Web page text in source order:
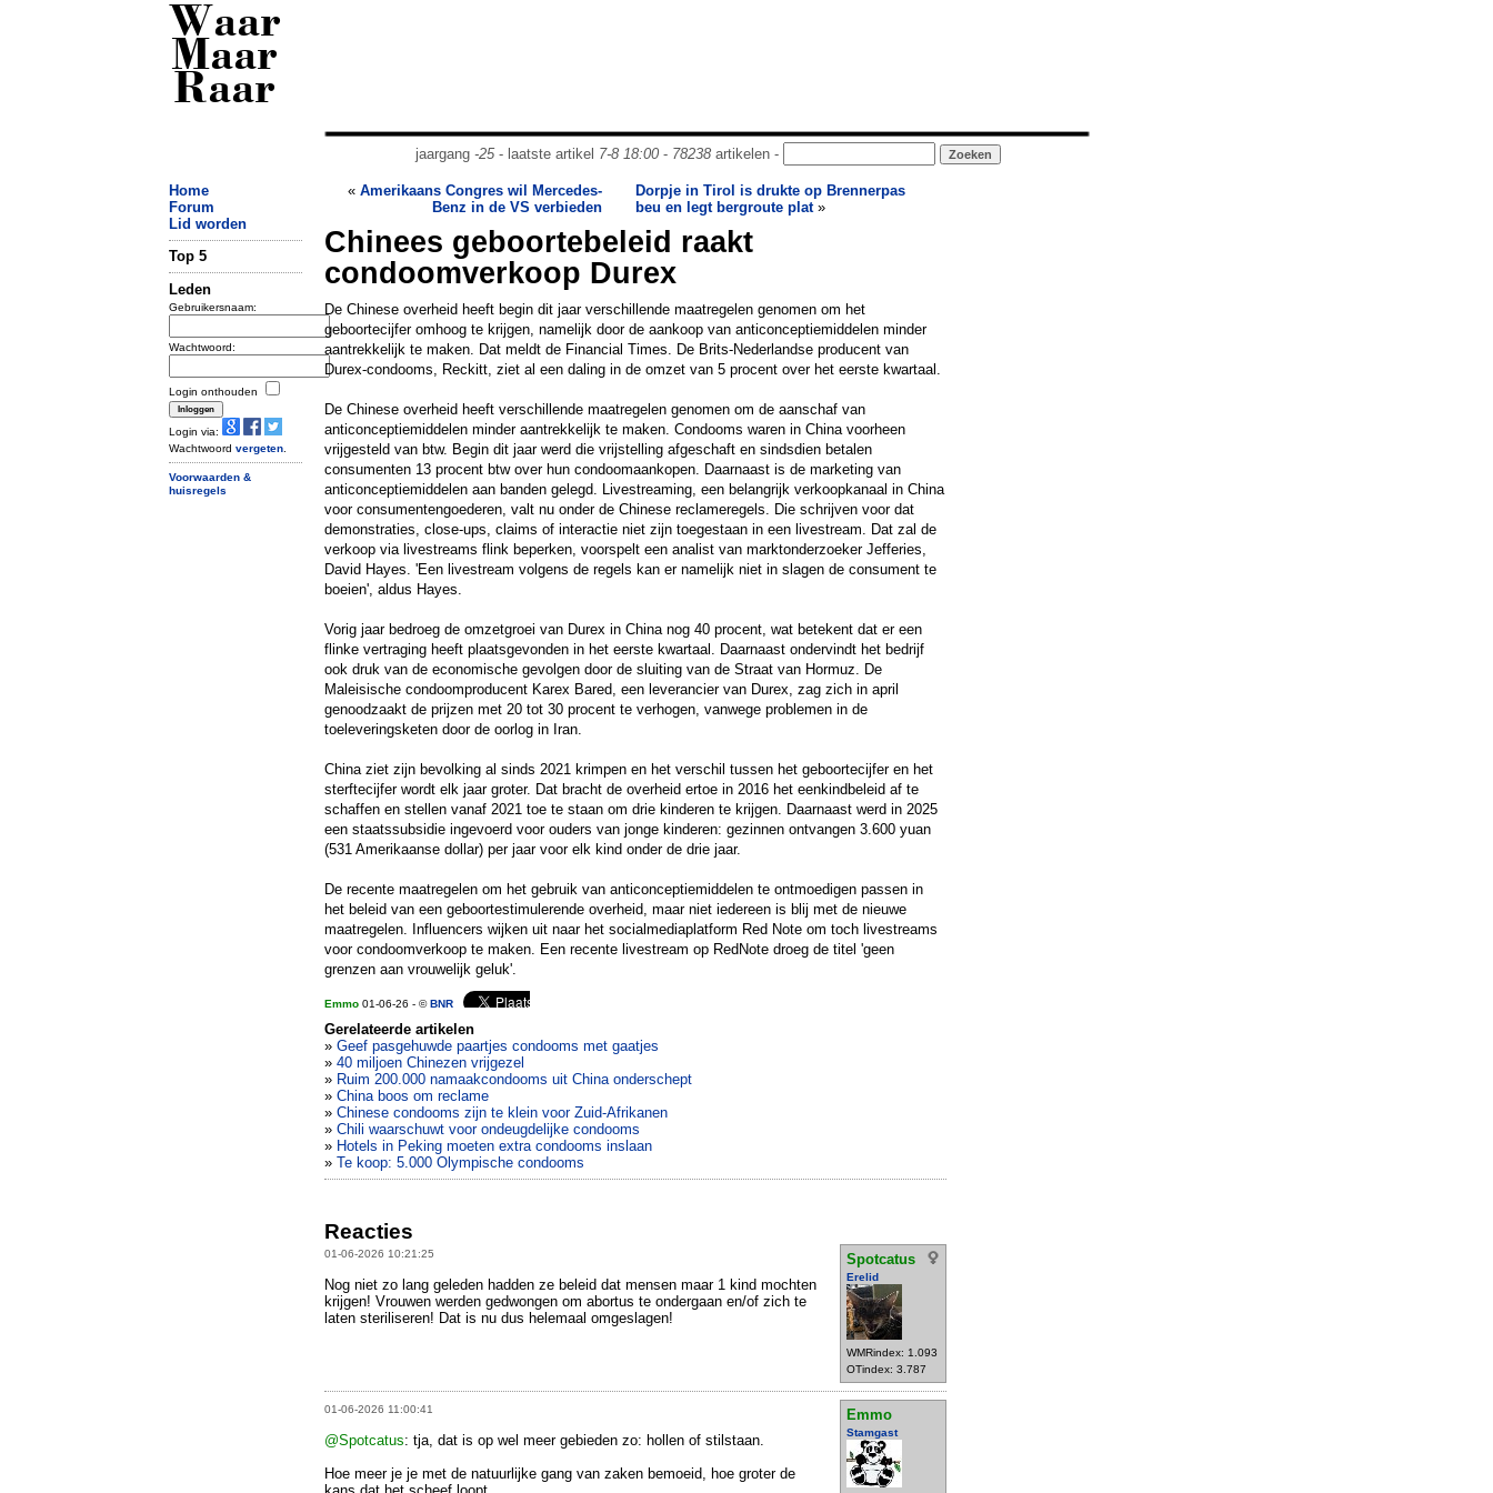
Waar
Maar
Raar
jaargang -25- laatste artikel 7-8 18:00- 78238artikelen -
Home
Forum
Lid worden
Top 5
Leden
Gebruikersnaam:
Wachtwoord:
Login onthouden
Login via:
Wachtwoord vergeten
Voorwaarden &
huisregels
« Amerikaans Congres wil Mercedes-
Benz in de VS verbieden
Dorpje in Tirol is drukte op Brennerpas
beu en legt bergroute plat»
Chinees geboortebeleid raakt
condoomverkoop Durex
De Chinese overheid heeft begin dit jaar verschillende maatregelen genomen om het
geboortecijfer omhoog te krijgen, namelijk door de aankoop van anticonceptiemiddelen minder
aantrekkelijk te maken. Dat meldt de Financial Times. De Brits-Nederlandse producent van
Durex-condooms, Reckitt, ziet al een daling in de omzet van 5 procent over het eerste kwartaal.
De Chinese overheid heeft verschillende maatregelen genomen om de aanschaf van
anticonceptiemiddelen minder aantrekkelijk te maken. Condooms waren in China voorheen
vrijgesteld van btw. Begin dit jaar werd die vrijstelling afgeschaft en sindsdien betalen
consumenten 13 procent btw over hun condoomaankopen. Daarnaast is de marketing van
anticonceptiemiddelen aan banden gelegd. Livestreaming, een belangrijk verkoopkanaal in China
voor consumentengoederen, valt nu onder de Chinese reclameregels. Die schrijven voor dat
demonstraties, close-ups, claims of interactie niet zijn toegestaan in een livestream. Dat zal de
verkoop via livestreams flink beperken, voorspelt een analist van marktonderzoeker Jefferies,
David Hayes. 'Een livestream volgens de regels kan er namelijk niet in slagen de consument te
boeien', aldus Hayes.
Vorig jaar bedroeg de omzetgroei van Durex in China nog 40 procent, wat betekent dat er een
flinke vertraging heeft plaatsgevonden in het eerste kwartaal. Daarnaast ondervindt het bedrijf
ook druk van de economische gevolgen door de sluiting van de Straat van Hormuz. De
Maleisische condoomproducent Karex Bared, een leverancier van Durex, zag zich in april
genoodzaakt de prijzen met 20 tot 30 procent te verhogen, vanwege problemen in de
toeleveringsketen door de oorlog in Iran.
China ziet zijn bevolking al sinds 2021 krimpen en het verschil tussen het geboortecijfer en het
sterftecijfer wordt elk jaar groter. Dat bracht de overheid ertoe in 2016 het eenkindbeleid af te
schaffen en stellen vanaf 2021 toe te staan om drie kinderen te krijgen. Daarnaast werd in 2025
een staatssubsidie ingevoerd voor ouders van jonge kinderen: gezinnen ontvangen 3.600 yuan
(531 Amerikaanse dollar) per jaar voor elk kind onder de drie jaar.
De recente maatregelen om het gebruik van anticonceptiemiddelen te ontmoedigen passen in
het beleid van een geboortestimulerende overheid, maar niet iedereen is blij met de nieuwe
maatregelen. Influencers wijken uit naar het socialmediaplatform Red Note om toch livestreams
voor condoomverkoop te maken. Een recente livestream op RedNote droeg de titel 'geen
grenzen aan vrouwelijk geluk'.
Emmo 01-06-26 - ©BNR
Gerelateerde artikelen
» Geef pasgehuwde paartjes condooms met gaatjes
» 40 miljoen Chinezen vrijgezel
» Ruim 200.000 namaakcondooms uit China onderschept
» China boos om reclame
» Chinese condooms zijn te klein voor Zuid-Afrikanen
» Chili waarschuwt voor ondeugdelijke condooms
» Hotels in Peking moeten extra condooms inslaan
» Te koop: 5.000 Olympische condooms
Reacties
01-06-2026 10:21:25 Spotcatus
Erelid
WMRindex: 1.093
OTindex: 3.787
Nog niet zo lang geleden hadden ze beleid dat mensen maar 1 kind mochten
krijgen! Vrouwen werden gedwongen om abortus te ondergaan en/of zich te
laten steriliseren! Dat is nu dus helemaal omgeslagen!
01-06-2026 11:00:41 Emmo
Stamgast
@Spotcatus: tja, dat is op wel meer gebieden zo: hollen of stilstaan.
Hoe meer je je met de natuurlijke gang van zaken bemoeid, hoe groter de